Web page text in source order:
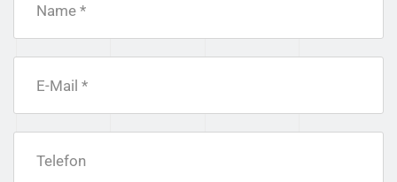
Name *
E-Mail *
Telefon